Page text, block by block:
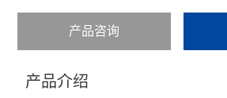
电极/探头/配件
产品咨询
产品介绍